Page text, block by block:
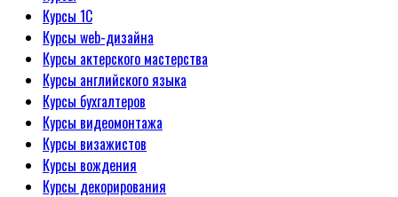
Курсы 1С
Курсы web-дизайна
Курсы актерского мастерства
Курсы английского языка
Курсы бухгалтеров
Курсы видеомонтажа
Курсы визажистов
Курсы вождения
Курсы декорирования